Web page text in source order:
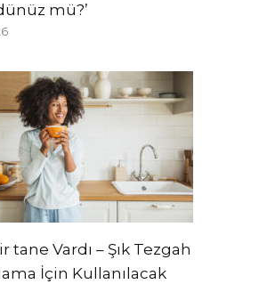
mü?’
tane Vardı – Şık Tezgah
İçin Kullanılacak